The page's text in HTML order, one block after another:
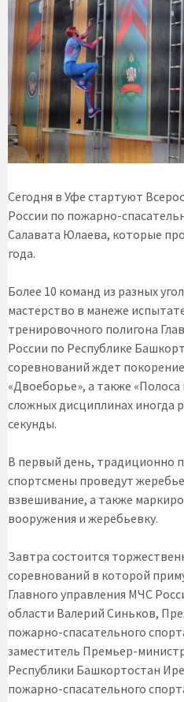
Сегодня в Уфе стартуют
России по пожарно-
Салавата Юлаева, которые
года.
Более 10 команд из разных
мастерство в манеже
тренировочного полигона
России по Республике
соревнований ждет
«Двоеборье», а также
сложных дисциплинах иногда
секунды.
В первый день, традиционно
спортсмены проведут
взвешивание, а также
вооружения и жеребьевку.
Завтра состоится
соревнований в которой
Главного управления МЧС
области Валерий Синьков,
пожарно-спасательного
заместитель Премьер-
Республики Башкортостан
пожарно-спасательного